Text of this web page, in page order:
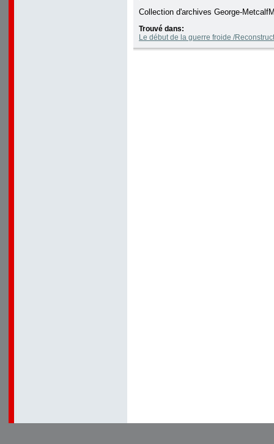
Collection d'archives George-
Trouvé dans:
Le début de la guerre froide /